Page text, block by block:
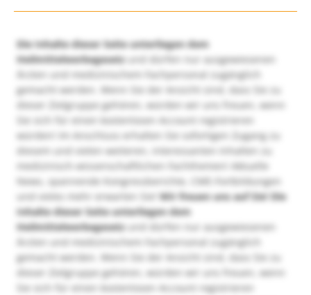
Die Inhalte dieser Seite unterliegen dem
Heilmittelwerbegesetzund dürfen nur ausgewiesenen
Ärzten und medizinischem Fachpersonal zugänglich
gemacht werden. Wenn Sie der Ansicht sind, dass Sie zu
dieser Zielgruppe gehören, würden wir uns freuen, wenn
Sie sich für einen kostenlosen Account registrieren
würden! Im Anschluss erhalten Sie sofortigen Zugang zu
diesem und vielen weiteren, interessanten Inhalten zu
medizinisch-wissenschaftlichen Fachthemen! Aktuelle
News, spannende Kongressberichte, CME-Fortbildungen
und vieles mehr erwarten Sie!Wir freuen uns auf Sie! Die
Inhalte dieser Seite unterliegen dem
Heilmittelwerbegesetzund dürfen nur ausgewiesenen
Ärzten und medizinischem Fachpersonal zugänglich
gemacht werden. Wenn Sie der Ansicht sind, dass Sie zu
dieser Zielgruppe gehören, würden wir uns freuen, wenn
Sie sich für einen kostenlosen Account registrieren